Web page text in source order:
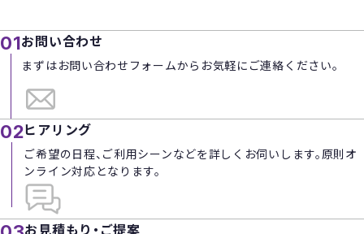
01お問い合わせ
まずはお問い合わせフォームからお気軽にご連絡ください。
02ヒアリング
ご希望の日程、ご利用シーンなどを詳しくお伺いします。原則オ
ンライン対応となります。
お見積もり・ご提案